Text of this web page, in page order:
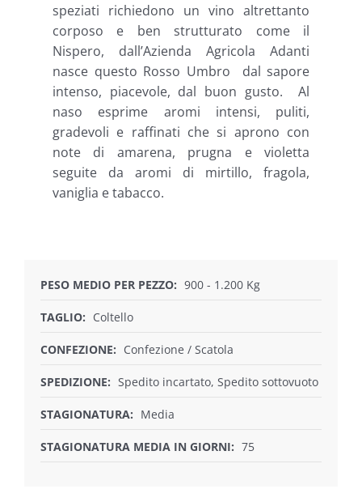
speziati richiedono un vino altrettanto
corposo e ben strutturato come il
Nispero, dall’Azienda Agricola Adanti
nasce questo Rosso Umbro dal sapore
intenso, piacevole, dal buon gusto. Al
naso esprime aromi intensi, puliti,
gradevoli e raffinati che si aprono con
note di amarena, prugna e violetta
seguite da aromi di mirtillo, fragola,
vaniglia e tabacco.
PESO MEDIO PER PEZZO: 900 - 1.200 Kg
TAGLIO: Coltello
CONFEZIONE: Confezione / Scatola
SPEDIZIONE: Spedito incartato, Spedito sottovuoto
STAGIONATURA: Media
STAGIONATURA MEDIA IN GIORNI: 75